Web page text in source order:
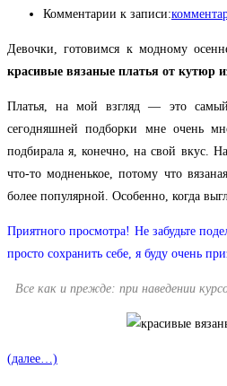
Комментарии к записи:
Девочки, готовимся к модному
красивые вязаные платья от кутюр
Платья, на мой взгляд — это
сегодняшней подборки мне очень
подбирала я, конечно, на свой вкус.
что-то модненькое, потому что
более популярной. Особенно, когда
Приятного просмотра! Не забудьте
просто сохранить себе, я буду очень
Все как и прежде: при наведении
(далее…)